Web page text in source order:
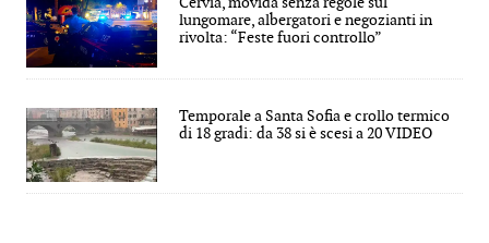
lungomare, albergatori e negozianti in
rivolta: “Feste fuori controllo”
Temporale a Santa Sofia e crollo termico
di 18 gradi: da 38 si è scesi a 20 VIDEO